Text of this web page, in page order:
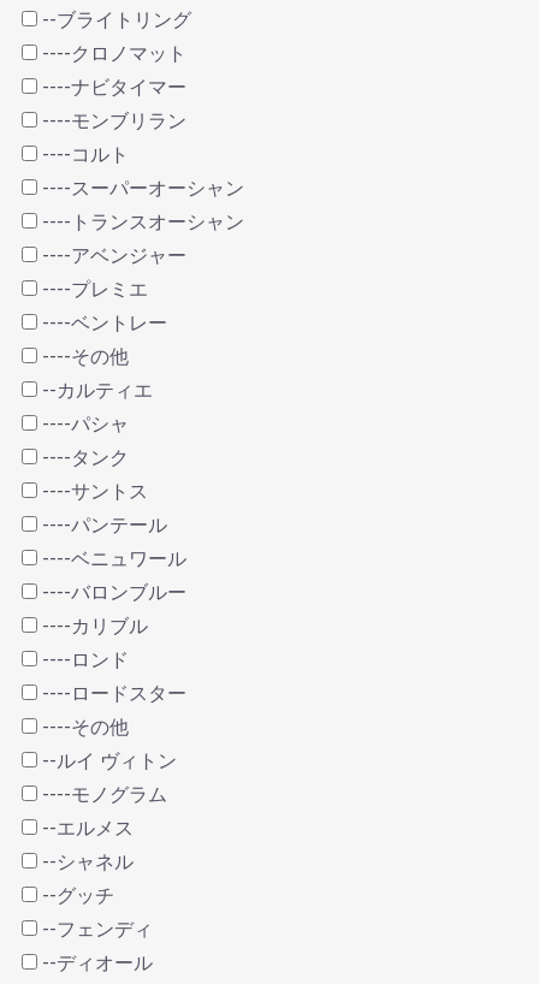
--ブライトリング
----クロノマット
----ナビタイマー
----モンブリラン
----コルト
----スーパーオーシャン
----トランスオーシャン
----アベンジャー
----プレミエ
----ベントレー
----その他
--カルティエ
----パシャ
----タンク
----サントス
----パンテール
----ベニュワール
----バロンブルー
----カリブル
----ロンド
----ロードスター
----その他
--ルイ ヴィトン
----モノグラム
--エルメス
--シャネル
--グッチ
--フェンディ
--ディオール